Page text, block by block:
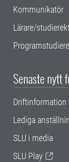
Kommunikatör
Lärare/
Senaste nytt
Driftinformation
Lediga
SLU i media
SLU Play